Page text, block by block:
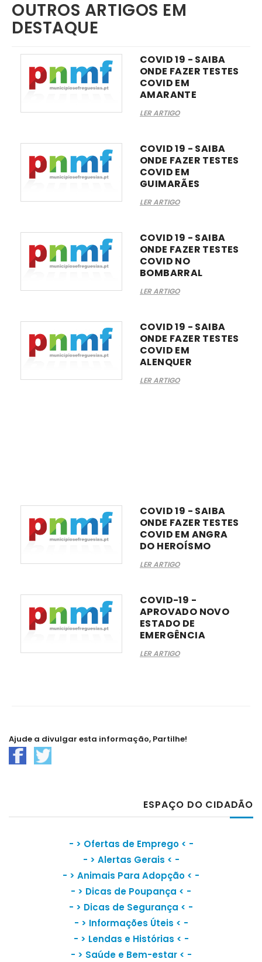
OUTROS ARTIGOS EM
DESTAQUE
COVID 19 - SAIBA
ONDE FAZER TESTES
COVID EM
AMARANTE
LER ARTIGO
COVID 19 - SAIBA
ONDE FAZER TESTES
COVID EM
GUIMARÃES
LER ARTIGO
COVID 19 - SAIBA
ONDE FAZER TESTES
COVID NO
BOMBARRAL
LER ARTIGO
COVID 19 - SAIBA
ONDE FAZER TESTES
COVID EM
ALENQUER
LER ARTIGO
COVID 19 - SAIBA
ONDE FAZER TESTES
COVID EM ANGRA
DO HEROÍSMO
LER ARTIGO
COVID-19 -
APROVADO NOVO
ESTADO DE
EMERGÊNCIA
LER ARTIGO
Ajude a divulgar esta informação, Partilhe!
ESPAÇO DO CIDADÃO
- > Ofertas de Emprego< -
- > Alertas Gerais < -
- > Animais Para Adopção < -
- > Dicas de Poupança < -
- > Dicas de Segurança < -
- > Informações Úteis < -
- > Lendas e Histórias < -
- > Saúde e Bem-estar< -